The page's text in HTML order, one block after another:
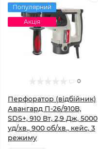
Популярний
Акція
0
Перфоратор (відбійник)
Авангард П-26/910В,
SDS+, 910 Вт, 2,9 Дж, 5000
уд/хв., 900 об/хв., кейс, 3
режиму